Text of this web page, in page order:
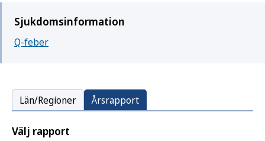
Sjukdomsinformation
Q-feber
Län/Regioner Årsrapport
Välj rapport